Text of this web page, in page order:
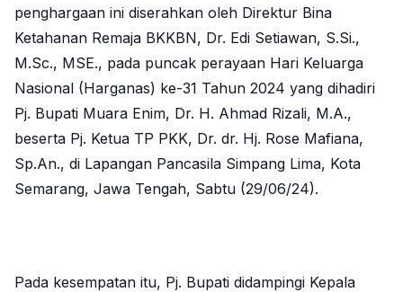
penghargaan ini diserahkan oleh Direktur Bina
Ketahanan Remaja BKKBN, Dr. Edi Setiawan, S.Si.,
M.Sc., MSE., pada puncak perayaan Hari Keluarga
Nasional (Harganas) ke-31 Tahun 2024 yang dihadiri
Pj. Bupati Muara Enim, Dr. H. Ahmad Rizali, M.A.,
beserta Pj. Ketua TP PKK, Dr. dr. Hj. Rose Mafiana,
Sp.An., di Lapangan Pancasila Simpang Lima, Kota
Semarang, Jawa Tengah, Sabtu (29/06/24).
Pada kesempatan itu, Pj. Bupati didampingi Kepala